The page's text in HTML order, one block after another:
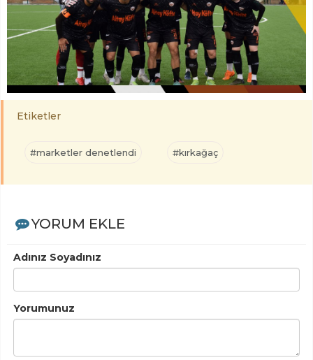
Etiketler
#marketler denetlendi #kırkağaç
YORUM EKLE
Adınız Soyadınız
Yorumunuz